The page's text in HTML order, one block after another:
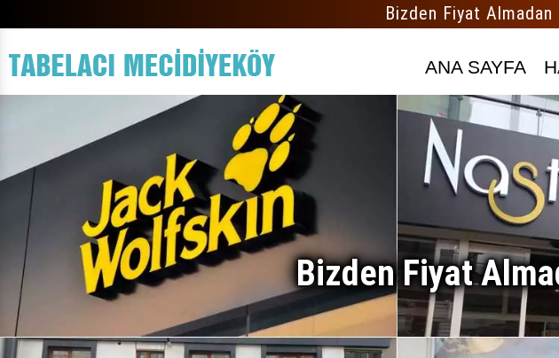
Bizden Fiyat Almadan
ANA SAYFA
Bizden Fiyat